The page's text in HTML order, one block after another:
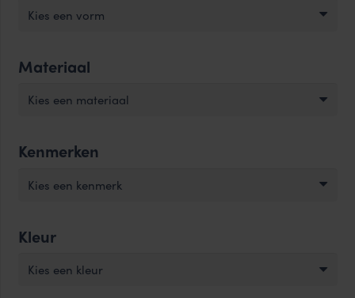
Kies een vorm
Materiaal
Kies een materiaal
Kenmerken
Kies een kenmerk
Kleur
Kies een kleur